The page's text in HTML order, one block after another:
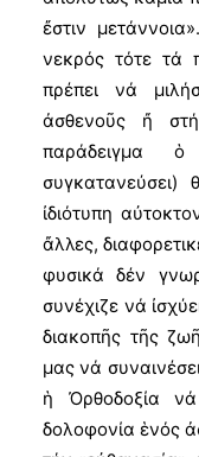
ἔστιν
νεκρός τότε τά
πρέπει νά
ἀσθενοῦς ἤ
παράδειγμα
ἰδιότυπη
ἄλλες,
φυσικά δέν
συνέχιζε νά
διακοπῆς τῆς
μας νά
ἡ Ὀρθοδοξία
δολοφονία ἑνός